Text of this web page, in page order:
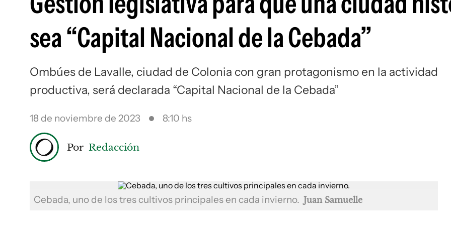
sea “Capital Nacional de la Cebada”
Ombúes de Lavalle, ciudad de Colonia con gran protagonismo en la actividad
productiva, será declarada “Capital Nacional de la Cebada”
18 de noviembre de 2023 8:10 hs
Por Redacción
Cebada, uno de los tres cultivos principales en cada invierno. Juan Samuelle